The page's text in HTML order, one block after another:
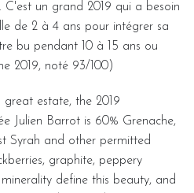
C'est un grand 2019 qui a besoin
de 2 à 4 ans pour intégrer sa
bu pendant 10 à 15 ans ou
2019, noté 93/100)
great estate, the 2019
Julien Barrot is 60% Grenache,
Syrah and other permitted
graphite, peppery
define this beauty, and